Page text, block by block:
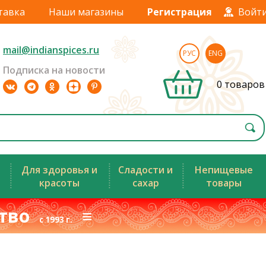
Наши магазины Регистрация
mail@indianspices.ru
Подписка на новости
РУС ENG
0 товаров
Для здоровья и
красоты
Сладости и
сахар
Непищевые
товары
с 1993 г.≡